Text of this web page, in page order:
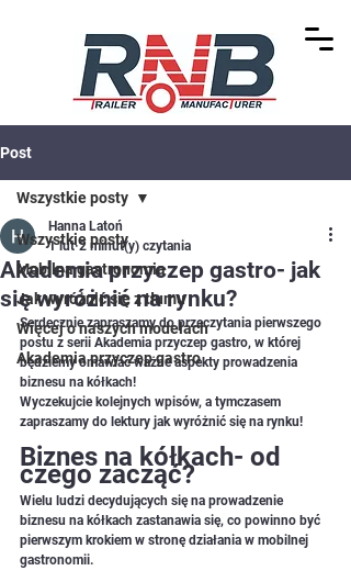
Post
Wszystkie posty
Mobilna gastronomia
Jak wyróżnić się z tłumu
Więcej o naszych modelach
Akademia przyczep gastro
Wszystkie posty
Akademia przyczep gastro- jak
się wyróżnić na rynku?
Hanna Latoń
1 lut 2 minut(y) czytania
Serdecznie zapraszamy do przeczytania pierwszego
postu z serii Akademia przyczep gastro, w której
będziemy omawiać ważne aspekty prowadzenia
biznesu na kółkach!
Wyczekujcie kolejnych wpisów, a tymczasem
zapraszamy do lektury jak wyróżnić się na rynku!
Biznes na kółkach- od
czego zacząć?
Wielu ludzi decydujących się na prowadzenie
biznesu na kółkach zastanawia się, co powinno być
pierwszym krokiem w stronę działania w mobilnej
gastronomii.